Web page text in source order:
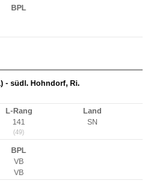
BPL
- südl. Hohndorf, Ri.
L-Rang
141
(49)
Land
SN
BPL
VB
VB